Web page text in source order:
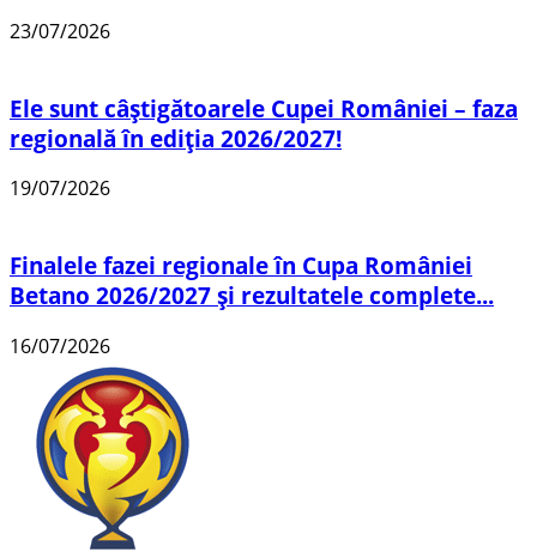
23/07/2026
Ele sunt câștigătoarele Cupei României – faza
regională în ediția 2026/2027!
19/07/2026
Finalele fazei regionale în Cupa României
Betano 2026/2027 și rezultatele complete...
16/07/2026